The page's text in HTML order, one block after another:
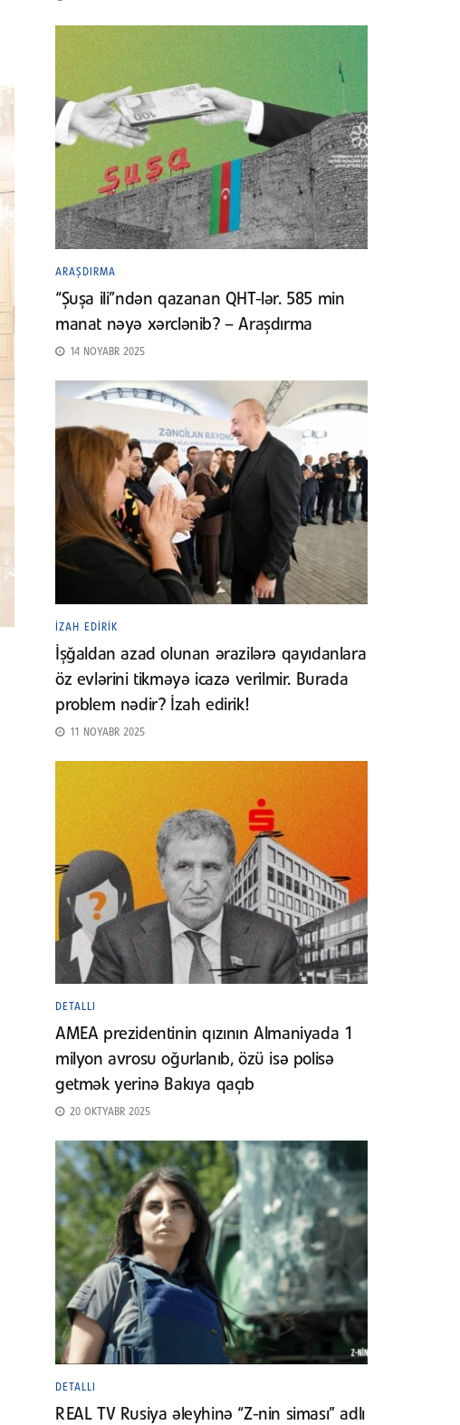
ARAŞDIRMA
“Şuşa ili”ndən qazanan QHT-lər. 585 min
manat nəyə xərclənib? – Araşdırma
14 NOYABR 2025
İZAH EDIRIK
İşğaldan azad olunan ərazilərə qayıdanlara
öz evlərini tikməyə icazə verilmir. Burada
problem nədir? İzah edirik!
11 NOYABR 2025
DETALLI
AMEA prezidentinin qızının Almaniyada 1
milyon avrosu oğurlanıb, özü isə polisə
getmək yerinə Bakıya qaçıb
20 OKTYABR 2025
DETALLI
REAL TV Rusiya əleyhinə “Z-nin siması” adlı